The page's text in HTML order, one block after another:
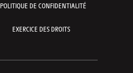
POLITIQUE DE CONFIDENTIALITÉ
EXERCICE DES DROITS